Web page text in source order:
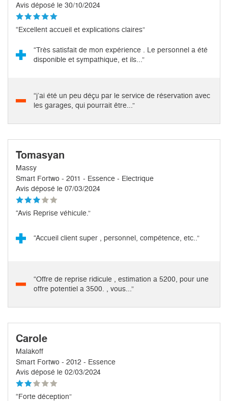
Avis déposé le 30/10/2024
“Excellent accueil et explications claires”
“Très satisfait de mon expérience . Le personnel a été
disponible et sympathique, et ils...”
“j’ai été un peu déçu par le service de réservation avec
les garages, qui pourrait être...”
Tomasyan
Massy
Smart Fortwo - 2011 - Essence - Electrique
Avis déposé le 07/03/2024
“Avis Reprise véhicule.”
“Accueil client super , personnel, compétence, etc..”
“Offre de reprise ridicule , estimation a 5200, pour une
offre potentiel a 3500. , vous...”
Carole
Malakoff
Smart Fortwo - 2012 - Essence
Avis déposé le 02/03/2024
“Forte déception”